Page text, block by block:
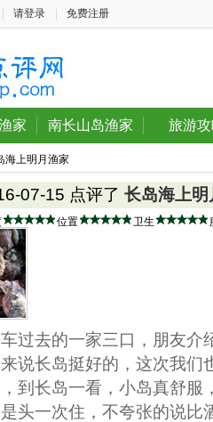
请登录 免费注册
家 南长山岛渔家 旅游
海上明月渔家
07-15 点评了 长岛海上明
位置 卫生
过去的一家三口，朋友介
说长岛挺好的，这次我们
，到长岛一看，小岛真舒
头一次住，不夸张的说比